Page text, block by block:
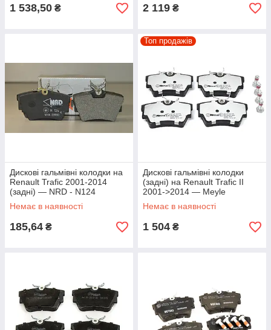
1 538,50 ₴ 2 119 ₴
Дискові гальмівні колодки на
Renault Trafic 2001-2014
(задні) — NRD - N124
Немає в наявності
185,64 ₴
Топ продажів
Дискові гальмівні колодки
(задні) на Renault Trafic II
2001->2014 — Meyle
(Німеччина) -
MY0252398017/PD
Немає в наявності
1 504 ₴